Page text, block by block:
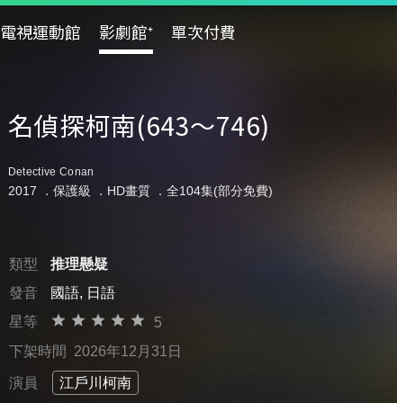
電視運動館 影劇館⁺ 單次付費
名偵探柯南(643～746)
Detective Conan
2017 ． 保護級 ．HD畫質 ．全104集(部分免費)
類型
推理懸疑
發音
國語, 日語
星等
5
下架時間 2026年12月31日
演員 江戶川柯南